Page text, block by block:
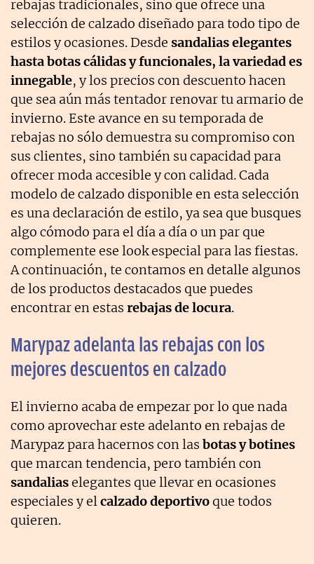
rebajas tradicionales, sino que ofrece una
selección de calzado diseñado para todo tipo de
estilos y ocasiones. Desde sandalias elegantes
hasta botas cálidas y funcionales, la variedad es
innegable, y los precios con descuento hacen
que sea aún más tentador renovar tu armario de
invierno. Este avance en su temporada de
rebajas no sólo demuestra su compromiso con
sus clientes, sino también su capacidad para
ofrecer moda accesible y con calidad. Cada
modelo de calzado disponible en esta selección
es una declaración de estilo, ya sea que busques
algo cómodo para el día a día o un par que
complemente ese look especial para las fiestas.
A continuación, te contamos en detalle algunos
de los productos destacados que puedes
encontrar en estas rebajas de locura.
Marypaz adelanta las rebajas con los
mejores descuentos en calzado
El invierno acaba de empezar por lo que nada
como aprovechar este adelanto en rebajas de
Marypaz para hacernos con las botas y botines
que marcan tendencia, pero también con
sandaliaselegantes que llevar en ocasiones
especiales y elcalzado deportivoque todos
quieren.